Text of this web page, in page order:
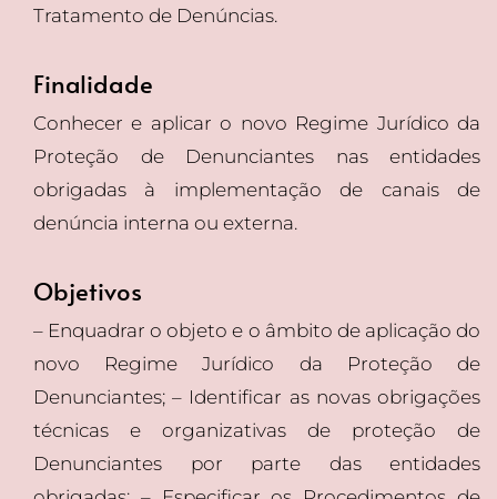
Tratamento de Denúncias.
Finalidade
Conhecer e aplicar o novo Regime Jurídico da
Proteção de Denunciantes nas entidades
obrigadas à implementação de canais de
denúncia interna ou externa.
Objetivos
– Enquadrar o objeto e o âmbito de aplicação do
novo Regime Jurídico da Proteção de
Denunciantes; – Identificar as novas obrigações
técnicas e organizativas de proteção de
Denunciantes por parte das entidades